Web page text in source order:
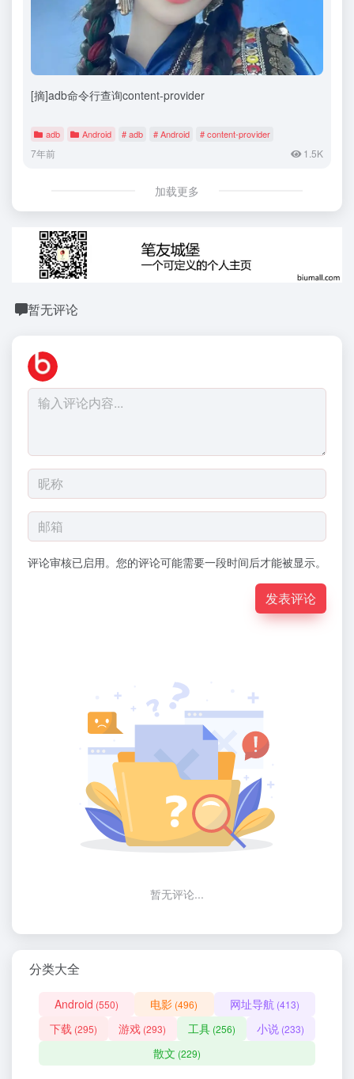
[摘]adb命令行查询content-provider
adb Android # adb # Android # content-provider
7年前 1.5K
加载更多
暂无评论
评论审核已启用。您的评论可能需要一段时间后才能被显示。
发表评论
暂无评论...
分类大全
Android (550) 电影 (496) 网址导航 (413)
下载 (295) 游戏 (293) 工具(256) 小说 (233)
散文 (229)